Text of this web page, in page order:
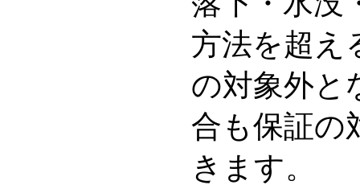
方法を超え
の対象外と
合も保証の
きます。